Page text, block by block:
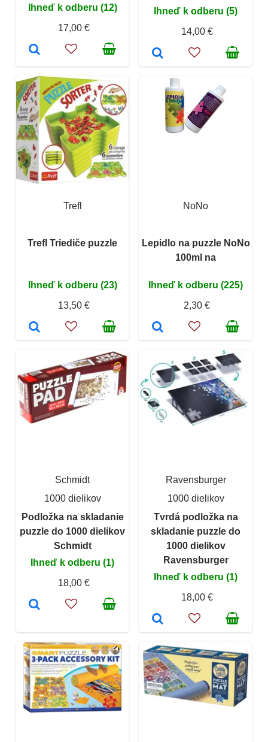
Ihneď k odberu (12)
17,00 €
Ihneď k odberu (5)
14,00 €
Trefl
Trefl Triediče puzzle
Ihneď k odberu (23)
13,50 €
NoNo
Lepidlo na puzzle NoNo
100ml na
Ihneď k odberu (225)
2,30 €
Schmidt
1000 dielikov
Podložka na skladanie
puzzle do 1000 dielikov
Schmidt
Ihneď k odberu (1)
18,00 €
Ravensburger
1000 dielikov
Tvrdá podložka na
skladanie puzzle do
1000 dielikov
Ravensburger
Ihneď k odberu (1)
18,00 €